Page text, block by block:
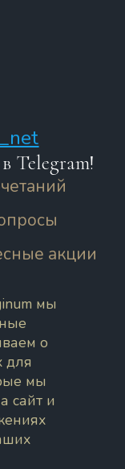
Telegram!
акции
мы
о
для
мы
сайт и